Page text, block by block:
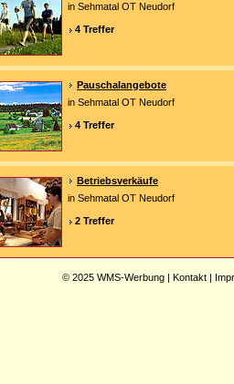
in Sehmatal OT Neudorf
4 Treffer
Pauschalangebote
in Sehmatal OT Neudorf
4 Treffer
Betriebsverkäufe
in Sehmatal OT Neudorf
2 Treffer
© 2025 WMS-Werbung | Kontakt |